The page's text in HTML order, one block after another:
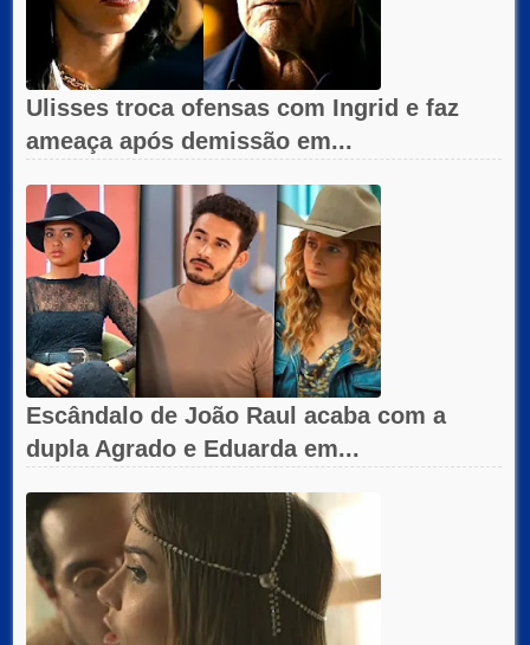
Ulisses troca ofensas com Ingrid e faz
ameaça após demissão em...
Escândalo de João Raul acaba com a
dupla Agrado e Eduarda em...